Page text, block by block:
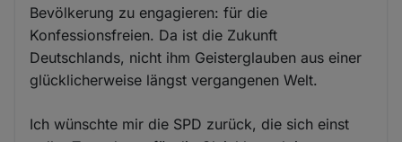
Bevölkerung zu engagieren: für die
Konfessionsfreien. Da ist die Zukunft
Deutschlands, nicht ihm Geisterglauben aus einer
glücklicherweise längst vergangenen Welt.
Ich wünschte mir die SPD zurück, die sich einst